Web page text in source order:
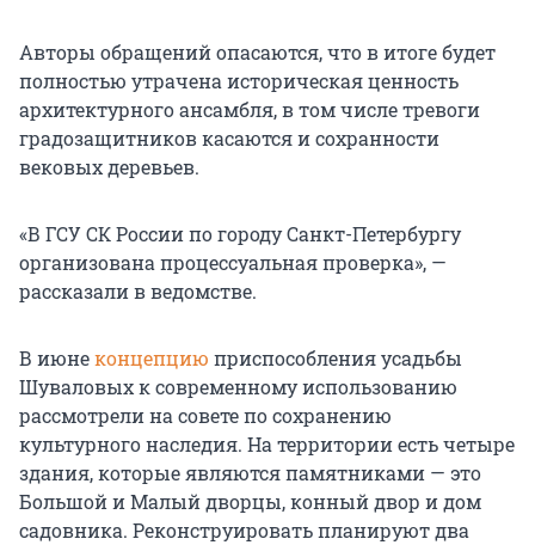
Авторы обращений опасаются, что в итоге будет
полностью утрачена историческая ценность
архитектурного ансамбля, в том числе тревоги
градозащитников касаются и сохранности
вековых деревьев.
«В ГСУ СК России по городу Санкт-Петербургу
организована процессуальная проверка», —
рассказали в ведомстве.
В июнеконцепцию приспособления усадьбы
Шуваловых к современному использованию
рассмотрели на совете по сохранению
культурного наследия. На территории есть четыре
здания, которые являются памятниками — это
Большой и Малый дворцы, конный двор и дом
садовника. Реконструировать планируют два